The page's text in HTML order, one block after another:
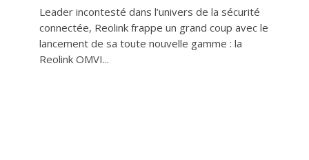
Leader incontesté dans l’univers de la sécurité
connectée, Reolink frappe un grand coup avec le
lancement de sa toute nouvelle gamme : la
Reolink OMVI...